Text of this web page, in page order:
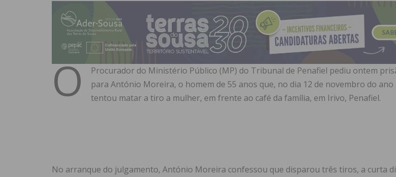
O
Procurador do Ministério Público (MP) do Tribunal de Penafiel pediu ontem
para António Moreira, o homem de 55 anos que, no dia 12 de novembro do ano
tentou matar a tiro a mulher, em frente ao café da família, em Irivo, Penafiel.
No arranque do julgamento, António Moreira confessou que disparou três tiros, a curta